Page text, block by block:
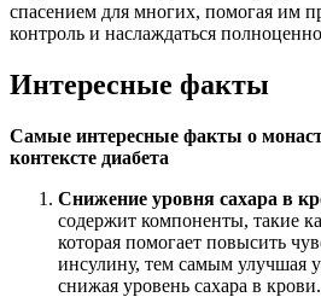
спасением для многих, помогая им
контроль и наслаждаться
Интересные факты
Самые интересные факты о
контексте диабета
Снижение уровня сахара в
содержит компоненты, такие
которая помогает повысить
инсулину, тем самым улучшая
снижая уровень сахара в крови.